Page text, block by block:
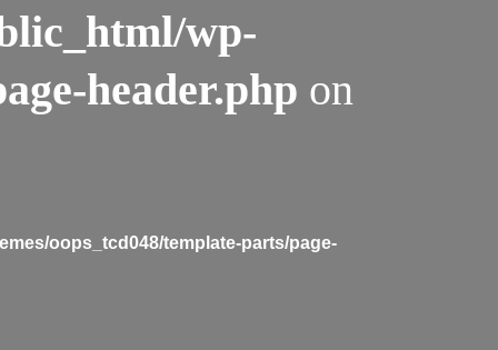
wp-
header.php on
oops_tcd048/template-parts/page-